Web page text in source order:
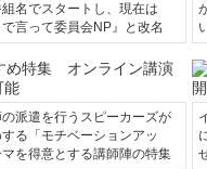
組名でスタートし、現在は
で言って委員会NP』と改名
派遣を行うスピーカーズが
る「モチベーションアッ
を得意とする講師陣の特集